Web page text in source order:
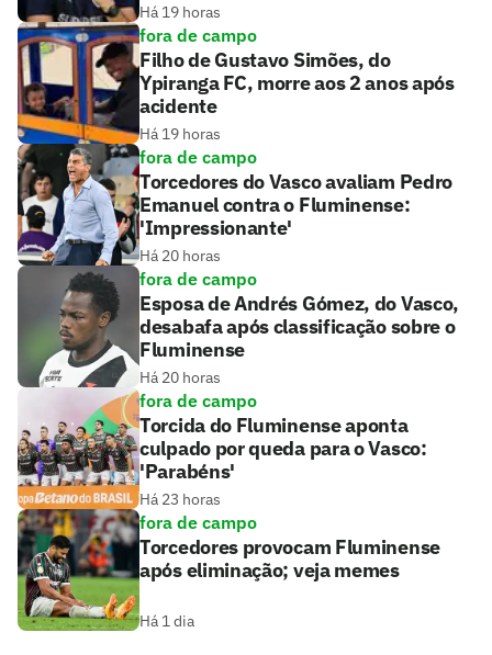
Há 19 horas
fora de campo
Filho de Gustavo Simões, do
Ypiranga FC, morre aos 2 anos após
acidente
Há 19 horas
fora de campo
Torcedores do Vasco avaliam Pedro
Emanuel contra o Fluminense:
'Impressionante'
Há 20 horas
fora de campo
Esposa de Andrés Gómez, do Vasco,
desabafa após classificação sobre o
Fluminense
Há 20 horas
fora de campo
Torcida do Fluminense aponta
culpado por queda para o Vasco:
'Parabéns'
Há 23 horas
fora de campo
Torcedores provocam Fluminense
após eliminação; veja memes
Há 1 dia